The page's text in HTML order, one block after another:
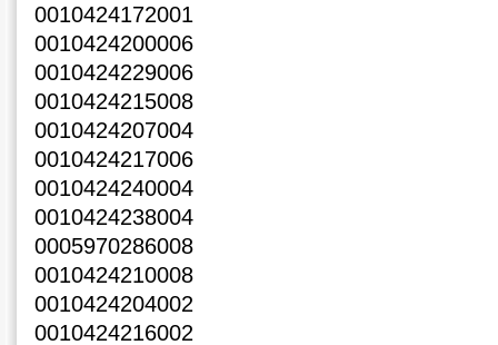
0010424172001
0010424200006
0010424229006
0010424215008
0010424207004
0010424217006
0010424240004
0010424238004
0005970286008
0010424210008
0010424204002
0010424216002